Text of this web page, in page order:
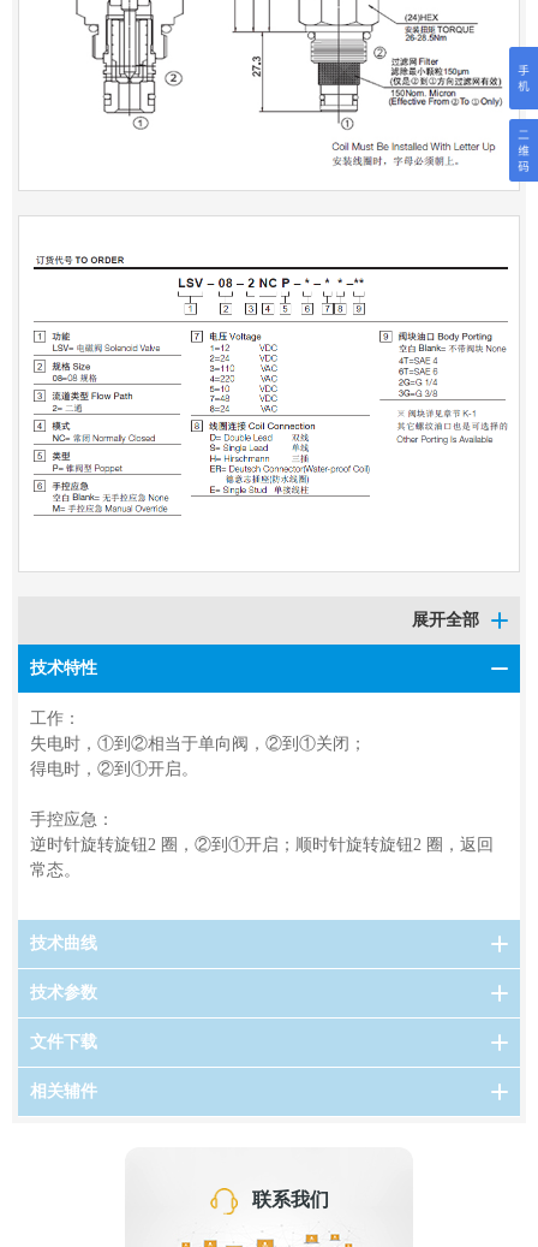
展开全部
技术特性
工作：
失电时，①到②相当于单向阀，②到①关闭；
得电时，②到①开启。
手控应急：
逆时针旋转旋钮2 圈，②到①开启；顺时针旋转旋钮2 圈，返回
常态。
技术曲线
技术参数
文件下载
相关辅件
联系我们